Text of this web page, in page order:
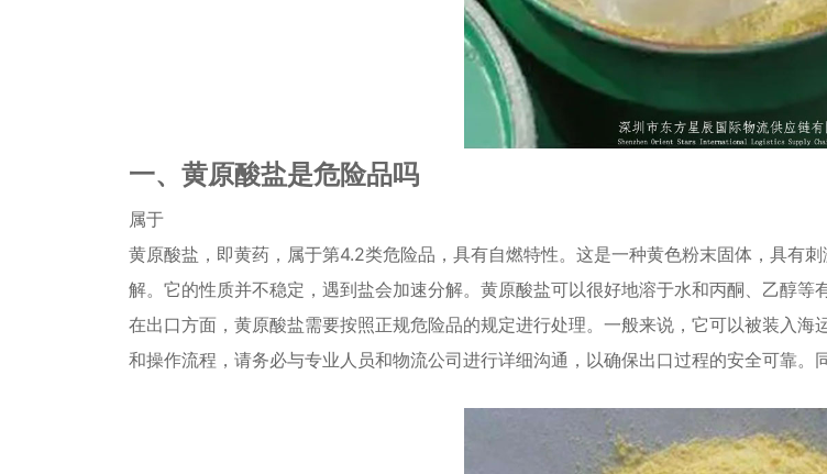
一、黄原酸盐是危险品吗
属于
黄原酸盐，即黄药，属于第4.2类危险品，具有自燃特性。这是一种黄色粉末固体，具有
解。它的性质并不稳定，遇到盐会加速分解。黄原酸盐可以很好地溶于水和丙酮、乙醇等
在出口方面，黄原酸盐需要按照正规危险品的规定进行处理。一般来说，它可以被装入
和操作流程，请务必与专业人员和物流公司进行详细沟通，以确保出口过程的安全可靠。